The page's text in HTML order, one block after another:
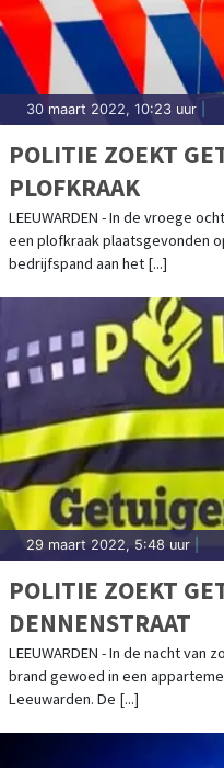
30 maart 2022, 10:23 uur
POLITIE ZOEKT
PLOFKRAAK
LEEUWARDEN - In de vroege
een plofkraak plaatsgevonden
bedrijfspand aan het [...]
29 maart 2022, 5:48 uur
POLITIE ZOEKT
DENNENSTRAAT
LEEUWARDEN - In de nacht
brand gewoed in een
Leeuwarden. De [...]